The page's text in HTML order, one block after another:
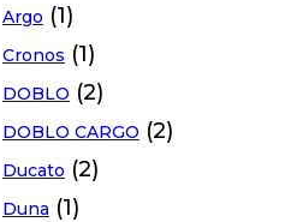
Argo (1)
Cronos (1)
DOBLO (2)
DOBLO CARGO (2)
Ducato (2)
Duna (1)